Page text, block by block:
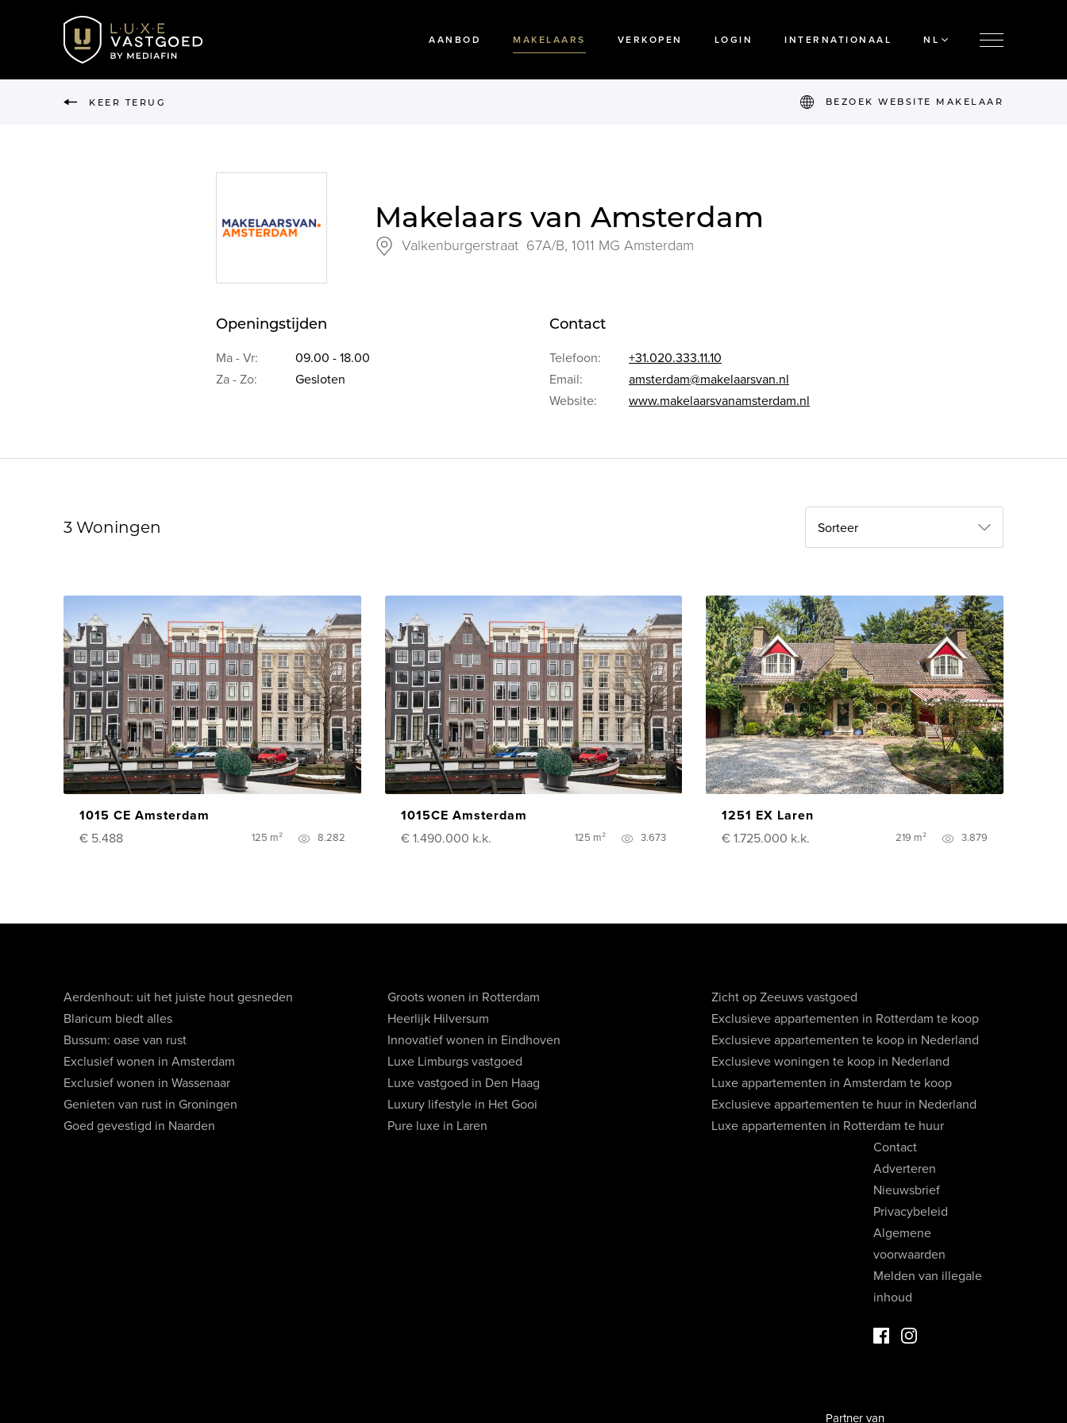
AANBOD MAKELAARS VERKOPEN LOGIN INTERNATIONAAL NL
KEER TERUG BEZOEK WEBSITE MAKELAAR
Makelaars van Amsterdam
Valkenburgerstraat 67A/B, 1011 MG Amsterdam
Openingstijden
Ma - Vr:
09.00 - 18.00
Za - Zo:
Gesloten
Contact
Telefoon:
+31.020.333.11.10
Email:
amsterdam@makelaarsvan.nl
Website:
www.makelaarsvanamsterdam.nl
3 Woningen Sorteer
1015 CE Amsterdam
€ 5.488
125 m² 8.282
1015CE Amsterdam
€ 1.490.000 k.k. 125 m² 3.673
1251 EX Laren
€ 1.725.000 k.k. 219 m² 3.879
Aerdenhout: uit het juiste hout gesneden
Blaricum biedt alles
Bussum: oase van rust
Exclusief wonen in Amsterdam
Exclusief wonen in Wassenaar
Genieten van rust in Groningen
Goed gevestigd in Naarden
Groots wonen in Rotterdam
Heerlijk Hilversum
Innovatief wonen in Eindhoven
Luxe Limburgs vastgoed
Luxe vastgoed in Den Haag
Luxury lifestyle in Het Gooi
Pure luxe in Laren
Zicht op Zeeuws vastgoed
Exclusieve appartementen in Rotterdam te koop
Exclusieve appartementen te koop in Nederland
Exclusieve woningen te koop in Nederland
Luxe appartementen in Amsterdam te koop
Exclusieve appartementen te huur in Nederland
Luxe appartementen in Rotterdam te huur
Contact
Adverteren
Nieuwsbrief
Privacybeleid
Algemene
voorwaarden
Melden van illegale
inhoud
Facebook Luxevastgoed
Instagram Luxevastgoed
Partner van